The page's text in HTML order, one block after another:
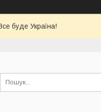
буде Україна!